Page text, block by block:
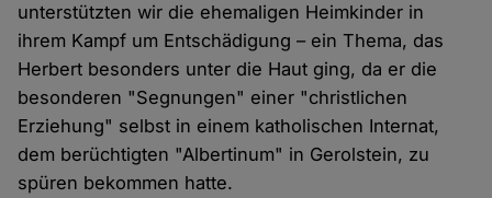
unterstützten wir die ehemaligen Heimkinder in
ihrem Kampf um Entschädigung – ein Thema, das
Herbert besonders unter die Haut ging, da er die
besonderen "Segnungen" einer "christlichen
Erziehung" selbst in einem katholischen Internat,
dem berüchtigten "Albertinum" in Gerolstein, zu
spüren bekommen hatte.